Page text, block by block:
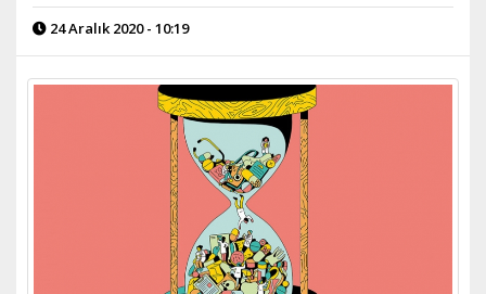
24 Aralık 2020 - 10:19